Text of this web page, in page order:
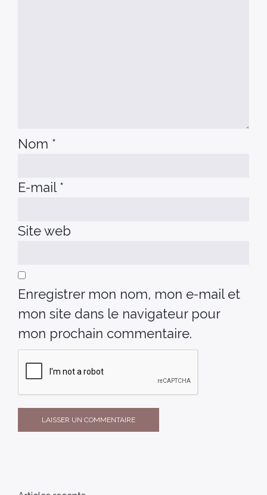
Nom *
E-mail*
Site web
Enregistrer mon nom, mon e-mail et
mon site dans le navigateur pour
mon prochain commentaire.